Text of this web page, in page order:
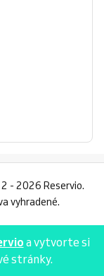
- 2026 Reservio.
vyhradené.
a vytvorte si
stránky.